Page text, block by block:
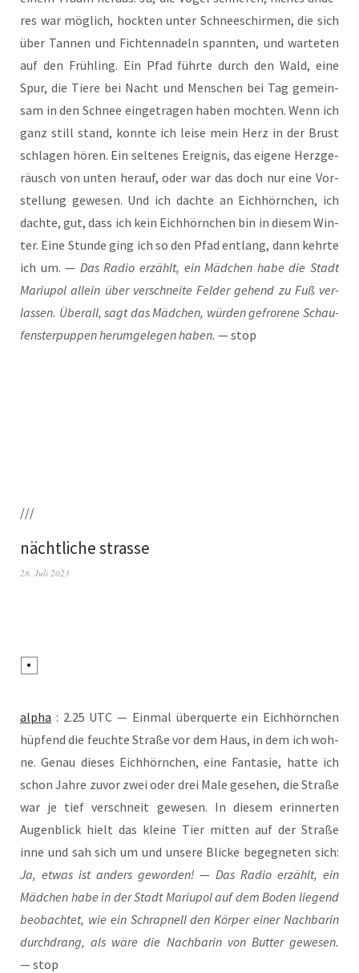
res war mög­lich, hock­ten unter Schnee­schir­men, die sich
über Tan­nen und Fich­ten­na­deln spann­ten, und war­te­ten
auf den Früh­ling. Ein Pfad führ­te durch den Wald, eine
Spur, die Tie­re bei Nacht und Men­schen bei Tag gemein­
sam in den Schnee ein­ge­tra­gen haben moch­ten. Wenn ich
ganz still stand, konn­te ich lei­se mein Herz in der Brust
schla­gen hören. Ein sel­te­nes Ereig­nis, das eige­ne Herz­ge­
räusch von unten her­auf, oder war das doch nur eine Vor­
stel­lung gewe­sen. Und ich dach­te an Eich­hörn­chen, ich
dach­te, gut, dass ich kein Eich­hörn­chen bin in die­sem Win­
ter. Eine Stun­de ging ich so den Pfad ent­lang, dann kehr­te
ich um. — Das Radio erzählt, ein Mäd­chen habe die Stadt
Mariu­pol allein über ver­schnei­te Fel­der gehend zu Fuß ver­
las­sen. Über­all, sagt das Mäd­chen, wür­den gefro­re­ne Schau­
fens­ter­pup­pen her­um­ge­le­gen haben. — stop
///
nächtliche strasse
28. Juli 2023
alpha : 2.25 UTC — Ein­mal über­quer­te ein Eich­hörn­chen
hüp­fend die feuch­te Stra­ße vor dem Haus, in dem ich woh­
ne. Genau die­ses Eich­hörn­chen, eine Fan­ta­sie, hat­te ich
schon Jah­re zuvor zwei oder drei Male gese­hen, die Stra­ße
war je tief ver­schneit gewe­sen. In die­sem erin­ner­ten
Augen­blick hielt das klei­ne Tier mit­ten auf der Stra­ße
inne und sah sich um und unse­re Bli­cke begeg­ne­ten sich:
Ja, etwas ist anders gewor­den! —Das Radio erzählt, ein
Mäd­chen habe in der Stadt Mariu­pol auf dem Boden lie­gend
beob­ach­tet, wie ein Schrapnell den Kör­per einer Nach­ba­rin
durch­drang, als wäre die Nach­ba­rin von But­ter gewe­sen.
— stop